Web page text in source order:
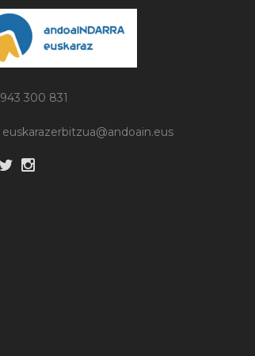
943 300 831
euskarazerbitzua@andoain.eus